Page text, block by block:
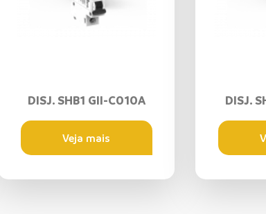
DISJ. SHB1 GII-C010A
Veja mais
DISJ.